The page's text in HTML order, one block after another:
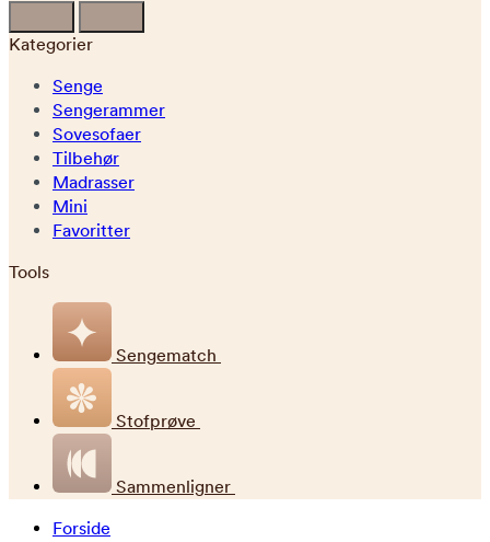
Kategorier
Senge
Sengerammer
Sovesofaer
Tilbehør
Madrasser
Mini
Favoritter
Tools
Sengematch
Stofprøve
Sammenligner
Forside